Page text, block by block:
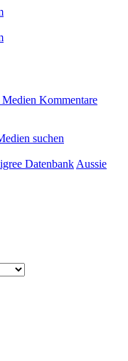
Medien Kommentare
suchen
Datenbank Aussie